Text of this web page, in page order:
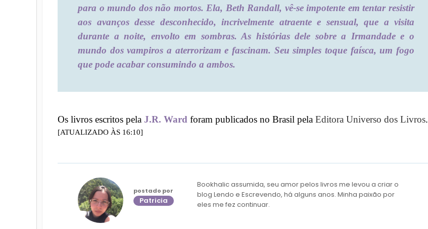
para o mundo dos não mortos. Ela, Beth Randall, vê-se impotente em tentar resistir
aos avanços desse desconhecido, incrivelmente atraente e sensual, que a visita
durante a noite, envolto em sombras. As histórias dele sobre a Irmandade e o
mundo dos vampiros a aterrorizam e fascinam. Seu simples toque faísca, um fogo
que pode acabar consumindo a ambos.
Os livros escritos pela J.R. Ward foram publicados no Brasil pela Editora Universo dos Livros.
[ATUALIZADO ÀS 16:10]
postado por
Patricia
Bookhalic assumida, seu amor pelos livros me levou a criar o
blog Lendo e Escrevendo, há alguns anos. Minha paixão por
eles me fez continuar.